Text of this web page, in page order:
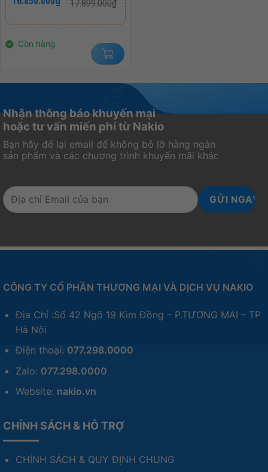
HDMI 2.1/2X DP 1.4A/
VESA MOUNT/ WHITE)
BẢO HÀNH CHÍNH
HÃNG 36 THÁNG
17.899.000₫
gốc
17.899.000₫.
hiện
là:
Còn hàng
Nhận thông báo khuyến mại
hoặc tư vấn miến phí từ Nakio
Bạn hãy để lại email để không bỏ lỡ hàng ngàn
sản phẩm và các chương trình khuyến mãi khác
CÔNG TY CỔ PHẦN THƯƠNG MẠI VÀ DỊCH VỤ NAKIO
Địa Chỉ :Số 42 Ngõ 19 Kim Đồng – P.TƯƠNG MAI – TP
Hà Nội
Điện thoại: 077.298.0000
Zalo: 077.298.0000
Website: nakio.vn
CHÍNH SÁCH & HỖ TRỢ
CHÍNH SÁCH & QUY ĐỊNH CHUNG